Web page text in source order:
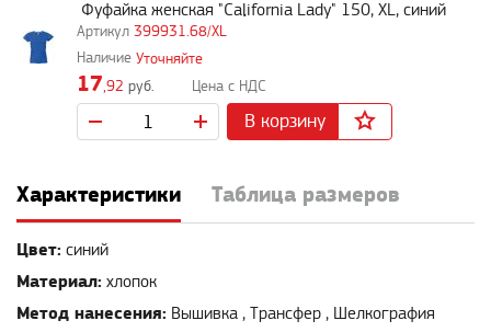
399931.68/XL
Фуфайка женская "California Lady" 150, XL, синий
Уточняйте
17,92 руб.
В корзину
Характеристики Таблица размеров
Цвет: синий
Материал: хлопок
Метод нанесения: Вышивка , Трансфер , Шелкография